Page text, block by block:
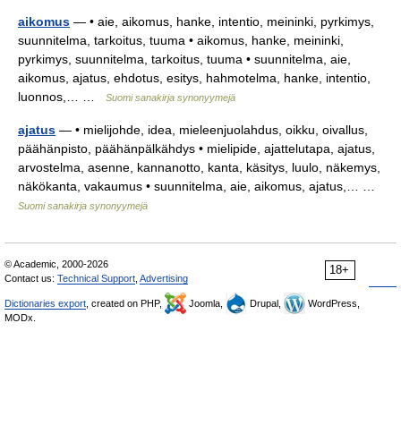
aikomus — • aie, aikomus, hanke, intentio, meininki, pyrkimys,
suunnitelma, tarkoitus, tuuma • aikomus, hanke, meininki,
pyrkimys, suunnitelma, tarkoitus, tuuma • suunnitelma, aie,
aikomus, ajatus, ehdotus, esitys, hahmotelma, hanke, intentio,
luonnos,… …
Suomi sanakirja synonyymejä
ajatus — • mielijohde, idea, mieleenjuolahdus, oikku, oivallus,
päähänpisto, päähänpälkähdys • mielipide, ajattelutapa, ajatus,
arvostelma, asenne, kannanotto, kanta, käsitys, luulo, näkemys,
näkökanta, vakaumus • suunnitelma, aie, aikomus, ajatus,… …
Suomi sanakirja synonyymejä
18+
© Academic, 2000-2026
Contact us: Technical Support Advertising
Dictionaries export , created on PHP, Joomla, Drupal,
WordPress,
MODx.